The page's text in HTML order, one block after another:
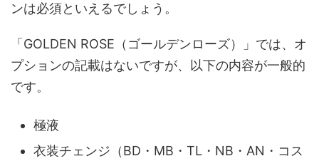
ンは必須といえるでしょう。
「GOLDEN ROSE（ゴールデンローズ）」では、オ
プションの記載はないですが、以下の内容が一般的
です。
極液
衣装チェンジ（BD・MB・TL・NB・AN・コス